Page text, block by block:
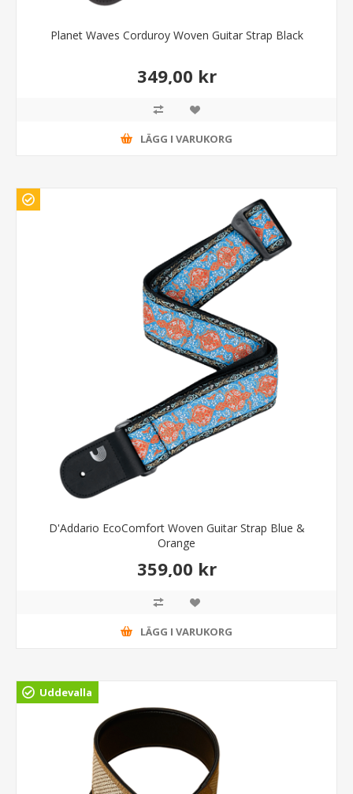
Planet Waves Corduroy Woven Guitar Strap Black
349,00 kr
LÄGG I VARUKORG
D'Addario EcoComfort Woven Guitar Strap Blue &
Orange
359,00 kr
LÄGG I VARUKORG
Uddevalla